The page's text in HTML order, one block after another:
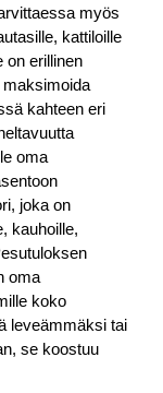
myös
kattiloille
on erillinen
maksimoida
kahteen eri
oma
joka on
kauhoille,
oma
koko
leveämmäksi tai
se koostuu